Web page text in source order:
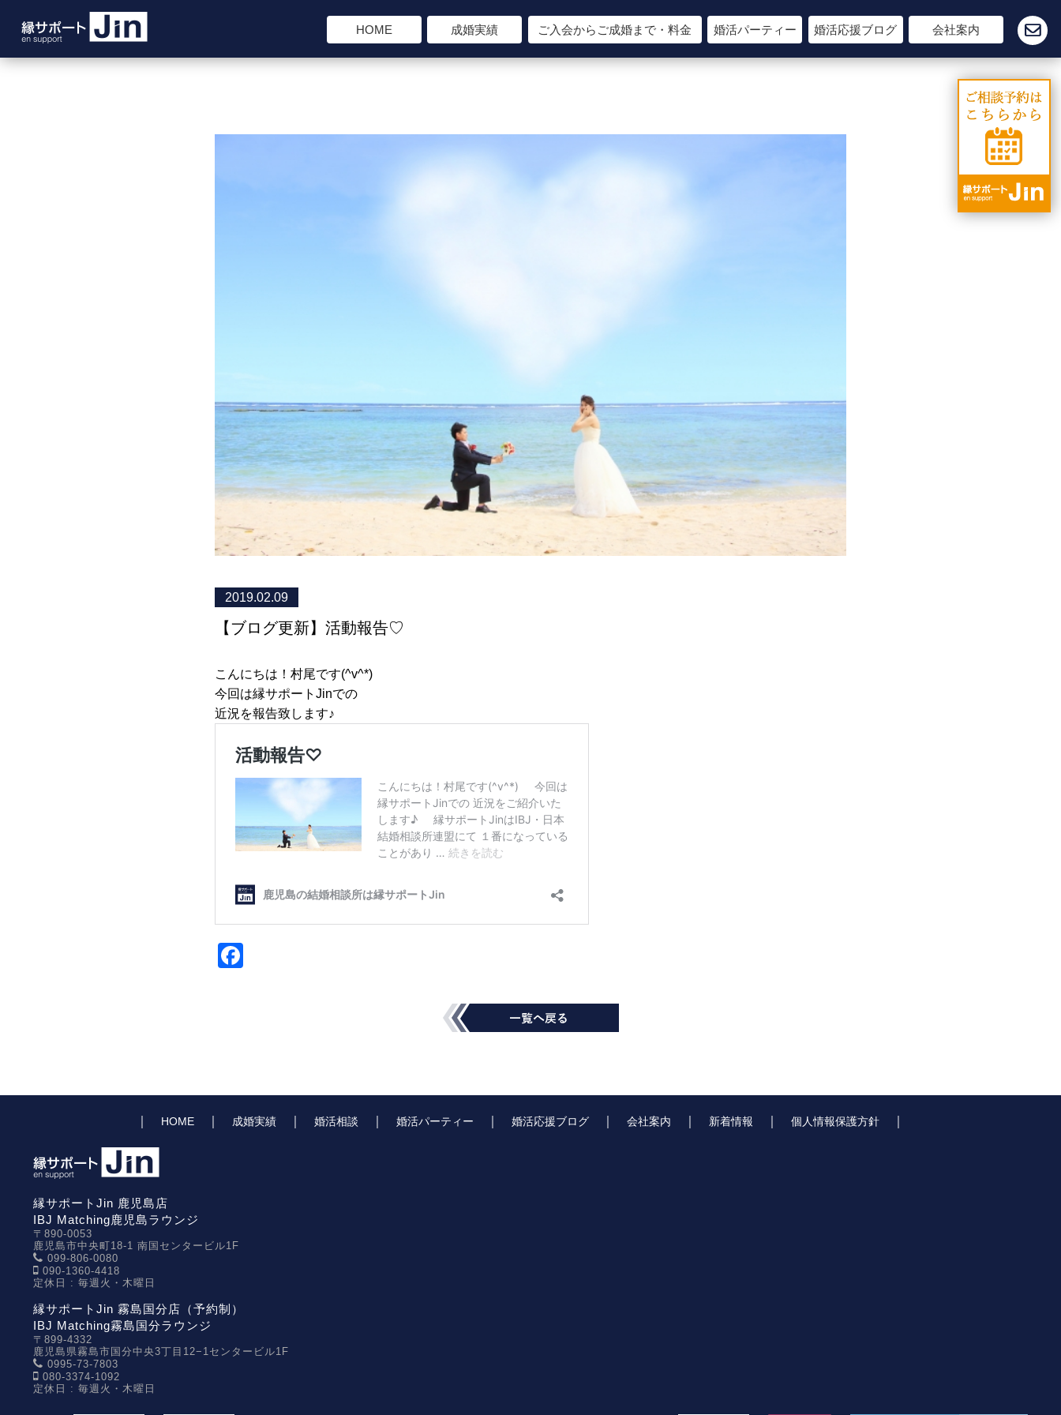
HOME 成婚実績 ご入会からご成婚まで・料金 婚活パーティー 婚活応援ブログ 会社案内
2019.02.09
【ブログ更新】活動報告♡
こんにちは！村尾です(^v^*)
今回は縁サポートJinでの
近況を報告致します♪
HOME 成婚実績 婚活相談 婚活パーティー 婚活応援ブログ 会社案内 新着情報 個人情報保護方針
縁サポートJin 鹿児島店
IBJ Matching鹿児島ラウンジ
〒890-0053
鹿児島市中央町18-1 南国センタービル1F
099-806-0080
090-1360-4418
定休日 : 毎週火・木曜日
縁サポートJin 霧島国分店（予約制）
IBJ Matching霧島国分ラウンジ
〒899-4332
鹿児島県霧島市国分中央3丁目12−1センタービル1F
0995-73-7803
080-3374-1092
定休日 : 毎週火・木曜日